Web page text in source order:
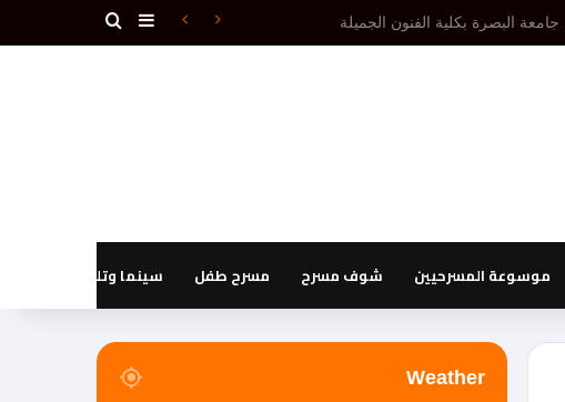
فتدرس الكل دون إقصاء.(1ـ 3) إضافة عمود جانبي
موسوعة المسرحيين شوف مسرح مسرح طفل سينما وتليفزيون
Weather